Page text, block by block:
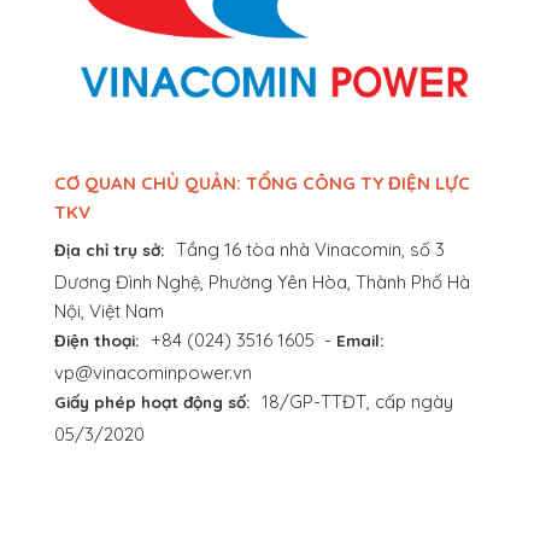
CƠ QUAN CHỦ QUẢN: TỔNG CÔNG TY ĐIỆN LỰC
TKV
Địa chỉ trụ sở: Tầng 16 tòa nhà Vinacomin, số 3
Dương Đình Nghệ, Phường Yên Hòa, Thành Phố Hà
Nội, Việt Nam
Điện thoại: +84 (024) 3516 1605 - Email:
vp@vinacominpower.vn
Giấy phép hoạt động số: 18/GP-TTĐT, cấp ngày
05/3/2020